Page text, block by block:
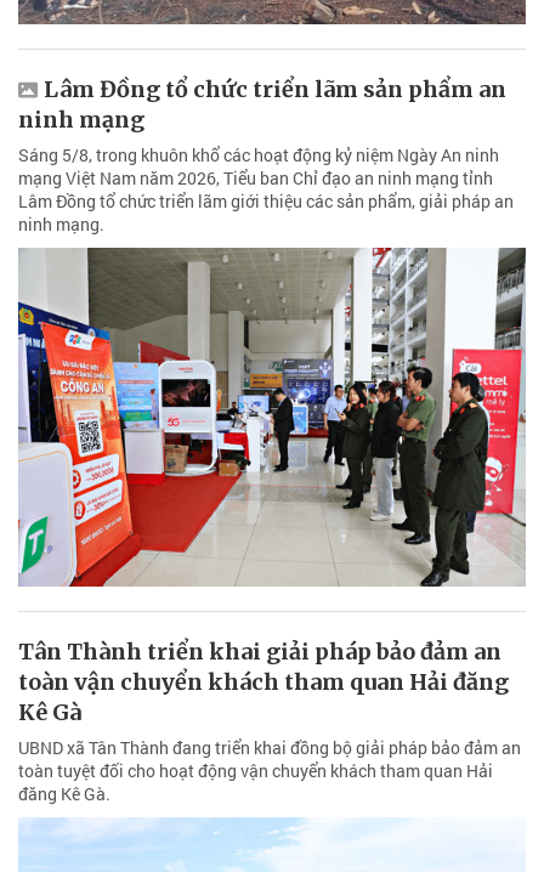
Lâm Đồng tổ chức triển lãm sản phẩm an
ninh mạng
Sáng 5/8, trong khuôn khổ các hoạt động kỷ niệm Ngày An ninh
mạng Việt Nam năm 2026, Tiểu ban Chỉ đạo an ninh mạng tỉnh
Lâm Đồng tổ chức triển lãm giới thiệu các sản phẩm, giải pháp an
ninh mạng.
Tân Thành triển khai giải pháp bảo đảm an
toàn vận chuyển khách tham quan Hải đăng
Kê Gà
UBND xã Tân Thành đang triển khai đồng bộ giải pháp bảo đảm an
toàn tuyệt đối cho hoạt động vận chuyển khách tham quan Hải
đăng Kê Gà.